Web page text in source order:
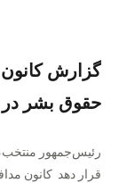
گزارش
حقوق بشر در
رئیس‌جمهور
قرار دهد کانون